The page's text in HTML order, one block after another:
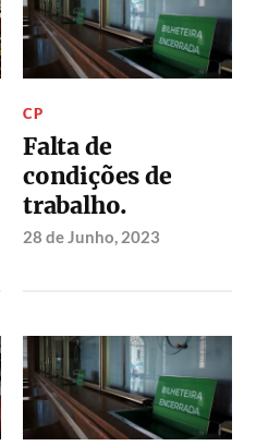
CP
Falta de
condições de
trabalho.
28 de Junho, 2023